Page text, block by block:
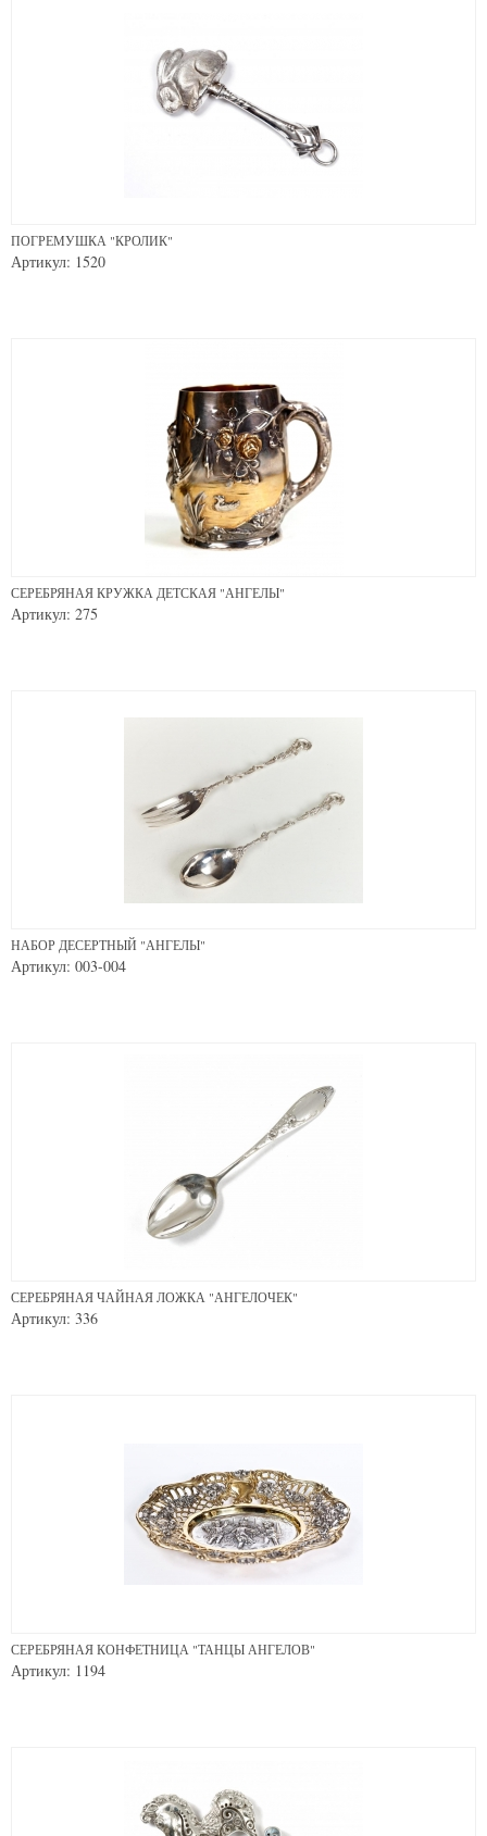
ПОГРЕМУШКА "КРОЛИК"
Артикул: 1520
СЕРЕБРЯНАЯ КРУЖКА ДЕТСКАЯ "АНГЕЛЫ"
Артикул: 275
НАБОР ДЕСЕРТНЫЙ "АНГЕЛЫ"
Артикул: 003-004
СЕРЕБРЯНАЯ ЧАЙНАЯ ЛОЖКА "АНГЕЛОЧЕК"
Артикул: 336
СЕРЕБРЯНАЯ КОНФЕТНИЦА "ТАНЦЫ АНГЕЛОВ"
Артикул: 1194